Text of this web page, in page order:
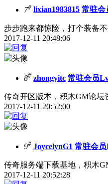
7# lixian1983815 常驻会
步步跑来都惊险，打个装备不
2017-12-11 20:48:06
8# zhongyitc 常驻会员
传奇开区版本，积木GM论坛
2017-12-11 20:52:00
9# JoycelynG1 常驻会
传奇服务端下载基地，积木
2017-12-11 20:52:28